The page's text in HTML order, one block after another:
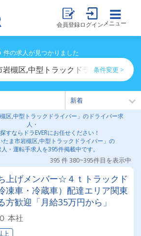
会員登録ログイン メニュー
件の求人が見つかりました
槻区,中型トラックドライバーのドラ
条件変更 >
区,中型トラックドライバー」のドライバー求
人・
すならドラEVERにお任せください！
たま市岩槻区,中型トラックドライバー」の
・運転手求人を395件掲載中です。
395 件 380~395件目を表示中
上げメンバー☆４ｔトラックド
凍車・冷蔵車）配達エリア関東
方歓迎「月給35万円から」
本社
上